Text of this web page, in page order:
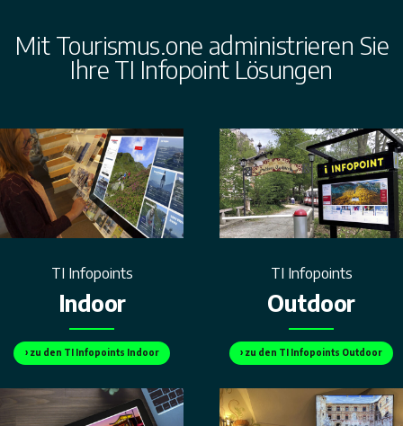
Mit Tourismus.one administrieren Sie
Ihre TI Infopoint Lösungen
TI Infopoints
Indoor
› zu den TI Infopoints Indoor
TI Infopoints
Outdoor
› zu den TI Infopoints Outdoor